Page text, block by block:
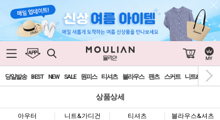
0
당일발송 BEST NEW SALE 원피스 티셔츠 블라우스 팬츠 스커트 니트&가디건
상품상세
아우터 니트&가디건 티셔츠 블라우스&셔츠